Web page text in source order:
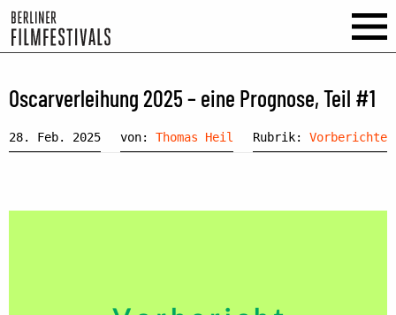
Oscarverleihung 2025 – eine Prognose, Teil #1
28. Feb. 2025 von: Thomas Heil Rubrik: Vorberichte